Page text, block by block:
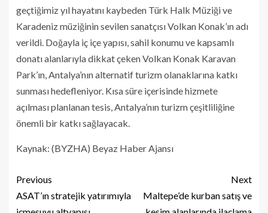
geçtiğimiz yıl hayatını kaybeden Türk Halk Müziği ve
Karadeniz müziğinin sevilen sanatçısı Volkan Konak’ın adı
verildi. Doğayla iç içe yapısı, sahil konumu ve kapsamlı
donatı alanlarıyla dikkat çeken Volkan Konak Karavan
Park’ın, Antalya’nın alternatif turizm olanaklarına katkı
sunması hedefleniyor. Kısa süre içerisinde hizmete
açılması planlanan tesis, Antalya’nın turizm çeşitliliğine
önemli bir katkı sağlayacak.
Kaynak: (BYZHA) Beyaz Haber Ajansı
Previous
ASAT’ın stratejik yatırımıyla
Next
Maltepe’de kurban satış ve